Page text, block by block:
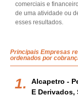
comerciais e
de uma atividade ou
esses resultados.
Principais Empresas
ordenados por
Alcapetro -
E Derivados,